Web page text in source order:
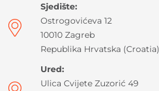
Sjedište:
Ostrogovićeva 12
10010 Zagreb
Republika Hrvatska (Croatia)
Ured:
Ulica Cvijete Zuzorić 49